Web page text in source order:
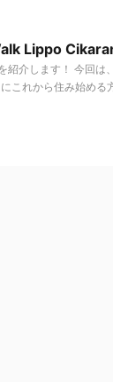
Lippo
介します！ 今回は
これから住み始める